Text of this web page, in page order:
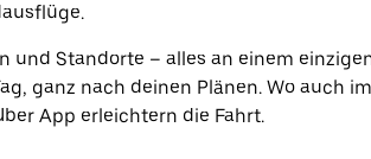
und Standorte – alles an einem
ganz nach deinen Plänen. Wo auch
App erleichtern die Fahrt.